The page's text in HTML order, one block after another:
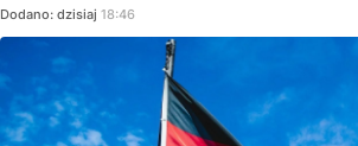
Dodano: dzisiaj 18:46